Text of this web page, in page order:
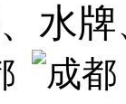
水